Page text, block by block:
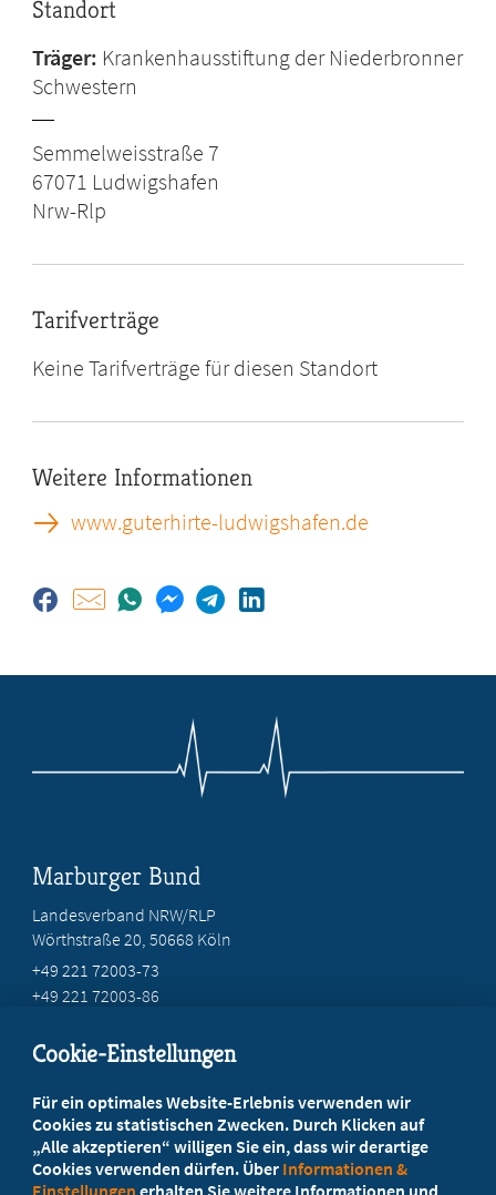
Standort
Träger: Krankenhausstiftung der Niederbronner
Schwestern
Semmelweisstraße 7
67071 Ludwigshafen
Nrw-Rlp
Tarifverträge
Keine Tarifverträge für diesen Standort
Weitere Informationen
www.guterhirte-ludwigshafen.de
Marburger Bund
Landesverband NRW/RLP
Wörthstraße 20, 50668 Köln
+49 221 72003-73
+49 221 72003-86
Ihr Landesverband berät Sie!
Ansprechpartner
Cookie-Einstellungen
Für ein optimales Website-Erlebnis verwenden wir
Cookies zu statistischen Zwecken. Durch Klicken auf
„Alle akzeptieren“ willigen Sie ein, dass wir derartige
Cookies verwenden dürfen. Über Informationen &
Einstellungen erhalten Sie weitere Informationen und